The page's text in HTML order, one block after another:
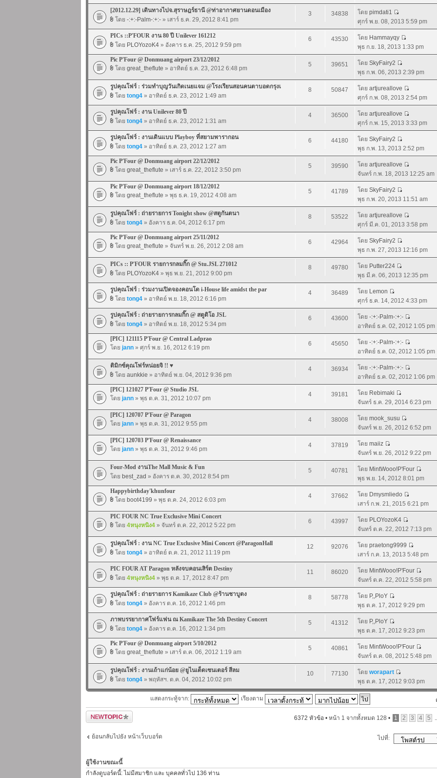
[2012.12.29] เดินทางไปจ.สุราษฎร์ธานี @ท่าอากาศยานดอนเมือง
โดย -:+:-Palm-:+:- » เสาร์ ธ.ค. 29, 2012 8:41 pm
3 34838 โดย pimdati1
ศุกร์ พ.ย. 08, 2013 5:59 pm
PICs ::P'FOUR งาน 80 ปี Unilever 161212
โดย PLOYozoK4 » อังคาร ธ.ค. 25, 2012 9:59 pm
6 43530 โดย Hammayqy
พุธ ก.ย. 18, 2013 1:33 pm
Pic P'Four @ Donmuang airport 23/12/2012
โดย great_theflute » อาทิตย์ ธ.ค. 23, 2012 6:48 pm
5 39651 โดย SkyFairy2
พุธ ก.พ. 06, 2013 2:39 pm
รูปคุณโฟร์ : ร่วมทำบุญวันเกิดเนยแจม @โรงเรียนสอนคนตาบอดกรุงเ
โดย tong4 » อาทิตย์ ธ.ค. 23, 2012 1:49 am
8 50847 โดย artjureallove
ศุกร์ ก.พ. 08, 2013 2:54 pm
รูปคุณโฟร์ : งาน Unilever 80 ปี
โดย tong4 » อาทิตย์ ธ.ค. 23, 2012 1:31 am
4 36500 โดย artjureallove
ศุกร์ ก.พ. 15, 2013 3:33 pm
รูปคุณโฟร์ : งานเดินแบบ Playboy ที่สยามพารากอน
โดย tong4 » อาทิตย์ ธ.ค. 23, 2012 1:27 am
6 44180 โดย SkyFairy2
พุธ ก.พ. 13, 2013 2:52 pm
Pic P'Four @ Donmuang airport 22/12/2012
โดย great_theflute » เสาร์ ธ.ค. 22, 2012 3:50 pm
5 39590 โดย artjureallove
จันทร์ ก.พ. 18, 2013 12:25 am
Pic P'Four @ Donmuang airport 18/12/2012
โดย great_theflute » พุธ ธ.ค. 19, 2012 4:08 am
5 41789 โดย SkyFairy2
พุธ ก.พ. 20, 2013 11:51 am
รูปคุณโฟร์ : ถ่ายรายการ Tonight show @สตูกันตนา
โดย tong4 » อังคาร ธ.ค. 04, 2012 6:17 pm
8 53522 โดย artjureallove
ศุกร์ มี.ค. 01, 2013 3:58 pm
Pic P'Four @ Donmuang airport 25/11/2012
โดย great_theflute » จันทร์ พ.ย. 26, 2012 2:08 am
6 42964 โดย SkyFairy2
พุธ ก.พ. 27, 2013 12:16 pm
PICs :: P'FOUR รายการกลมกิ๊ก @ Stu.JSL 271012
โดย PLOYozoK4 » พุธ พ.ย. 21, 2012 9:00 pm
8 49780 โดย Putter224
พุธ มี.ค. 06, 2013 12:35 pm
รูปคุณโฟร์ : ร่วมงานเปิดจองคอนโด i-House life amidst the par
โดย tong4 » อาทิตย์ พ.ย. 18, 2012 6:16 pm
4 36489 โดย Lemon
ศุกร์ ธ.ค. 14, 2012 4:33 pm
รูปคุณโฟร์ : ถ่ายรายการกลมกิ๊ก @ สตูดิโอ JSL
โดย tong4 » อาทิตย์ พ.ย. 18, 2012 5:34 pm
6 43600 โดย -:+:-Palm-:+:-
อาทิตย์ ธ.ค. 02, 2012 1:05 pm
[PIC] 121115 P'Four @ Central Ladprao
โดย jann » ศุกร์ พ.ย. 16, 2012 6:19 pm
6 45650 โดย -:+:-Palm-:+:-
อาทิตย์ ธ.ค. 02, 2012 1:05 pm
ติมิกซ์คุณโฟร์หน่อยจิ !! ♥
โดย aunkkie » อาทิตย์ พ.ย. 04, 2012 9:36 pm
4 36934 โดย -:+:-Palm-:+:-
อาทิตย์ ธ.ค. 02, 2012 1:06 pm
[PIC] 121027 P'Four @ Studio JSL
โดย jann » พุธ ต.ค. 31, 2012 10:07 pm
4 39181 โดย Rebimaki
จันทร์ ธ.ค. 29, 2014 6:23 pm
[PIC] 120707 P'Four @ Paragon
โดย jann » พุธ ต.ค. 31, 2012 9:55 pm
4 38008 โดย mook_susu
จันทร์ พ.ย. 26, 2012 6:52 pm
[PIC] 120703 P'Four @ Renaissance
โดย jann » พุธ ต.ค. 31, 2012 9:46 pm
4 37819 โดย maiiz
จันทร์ พ.ย. 26, 2012 9:22 pm
Four-Mod งานThe Mall Music & Fun
โดย best_zad » อังคาร ต.ค. 30, 2012 8:54 pm
5 40781 โดย MintWooo!P'Four
พุธ พ.ย. 14, 2012 8:01 pm
Happybirthday'khunfour
โดย boot4199 » พุธ ต.ค. 24, 2012 6:03 pm
4 37662 โดย Dmysmliedo
เสาร์ ก.พ. 21, 2015 6:21 pm
PIC FOUR NC True Exclusive Mini Concert
โดย 4หนุงหนิง4 » จันทร์ ต.ค. 22, 2012 5:22 pm
6 43997 โดย PLOYozoK4
จันทร์ ต.ค. 22, 2012 7:13 pm
รูปคุณโฟร์ : งาน NC True Exclusive Mini Concert @ParagonHall
โดย tong4 » อาทิตย์ ต.ค. 21, 2012 11:19 pm
12 92076 โดย praetong9999
เสาร์ ก.ค. 13, 2013 5:48 pm
PIC FOUR AT Paragon หลังจบคอนเสิร์ต Destiny
โดย 4หนุงหนิง4 » พุธ ต.ค. 17, 2012 8:47 pm
11 86020 โดย MintWooo!P'Four
จันทร์ ต.ค. 22, 2012 5:58 pm
รูปคุณโฟร์ : ถ่ายรายการ Kamikaze Club @ร้านชาบูตง
โดย tong4 » อังคาร ต.ค. 16, 2012 1:46 pm
8 58778 โดย P,,PloY
พุธ ต.ค. 17, 2012 9:29 pm
ภาพบรรยากาศโฟร์แฟน ณ Kamikaze The 5th Destiny Concert
โดย tong4 » อังคาร ต.ค. 16, 2012 1:34 pm
5 41312 โดย P,,PloY
พุธ ต.ค. 17, 2012 9:23 pm
Pic P'Four @ Donmuang airport 5/10/2012
โดย great_theflute » เสาร์ ต.ค. 06, 2012 1:19 am
5 40861 โดย MintWooo!P'Four
จันทร์ ต.ค. 08, 2012 5:48 pm
รูปคุณโฟร์ : งานเถ้าแก่น้อย @ยูไนเต็ดเซนเตอร์ สีลม
โดย tong4 » พฤหัสฯ. ต.ค. 04, 2012 10:02 pm
10 77130 โดย worapart
พุธ ต.ค. 17, 2012 9:03 pm
แสดงกระทู้จาก: เรียงตาม
ตั้งกระทู้ใหม่ 6372 หัวข้อ • หน้า 1 จากทั้งหมด 128 • 1 2 3 4 5
ย้อนกลับไปยัง หน้าเว็บบอร์ด ไปที่:
ผู้ใช้งานขณะนี้
กำลังดูบอร์ดนี้: ไม่มีสมาชิก และ บุคคลทั่วไป 136 ท่าน